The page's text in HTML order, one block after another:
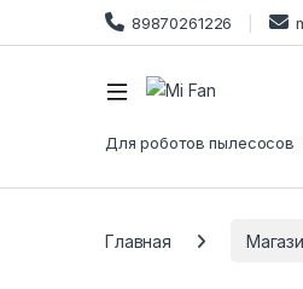
89870261226
Для роботов пылесосов
Главная